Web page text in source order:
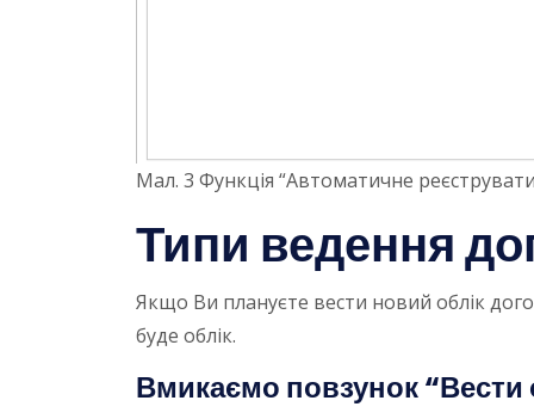
Мал. 3 Функція “Автоматичне
Типи ведення
Якщо Ви плануєте вести новий облік
буде облік.
Вмикаємо повзунок “Вести